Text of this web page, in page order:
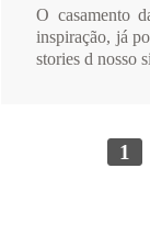
O casamento
inspiração, já
stories d nosso
1